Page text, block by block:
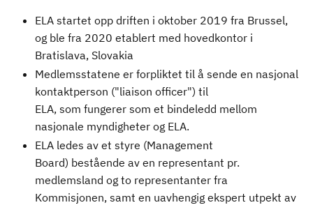
ELA startet opp driften i oktober 2019 fra Brussel,
og ble fra 2020 etablert med hovedkontor i
Bratislava, Slovakia
Medlemsstatene er forpliktet til å sende en nasjonal
kontaktperson ("liaison officer") til
ELA, som fungerer som et bindeledd mellom
nasjonale myndigheter og ELA.
ELA ledes av et styre (Management
Board) bestående av en representant pr.
medlemsland og to representanter fra
Kommisjonen, samt en uavhengig ekspert utpekt av